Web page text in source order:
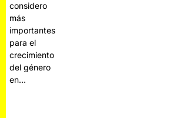
considero
más
importantes
para el
crecimiento
del género
en…